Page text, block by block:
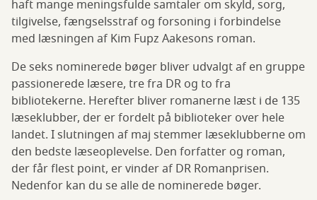
haft mange meningsfulde samtaler om skyld, sorg,
tilgivelse, fængselsstraf og forsoning i forbindelse
med læsningen af Kim Fupz Aakesons roman.
De seks nominerede bøger bliver udvalgt af en gruppe
passionerede læsere, tre fra DR og to fra
bibliotekerne. Herefter bliver romanerne læst i de 135
læseklubber, der er fordelt på biblioteker over hele
landet. I slutningen af maj stemmer læseklubberne om
den bedste læseoplevelse. Den forfatter og roman,
der får flest point, er vinder af DR Romanprisen.
Nedenfor kan du se alle de nominerede bøger.